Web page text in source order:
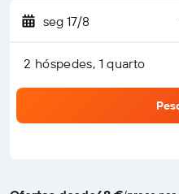
seg 17/8
2 hóspedes, 1 quarto